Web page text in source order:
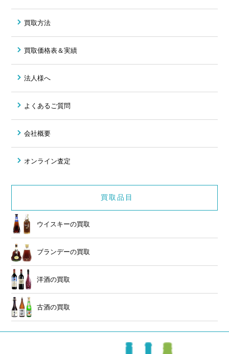
買取方法
買取価格表＆実績
法人様へ
よくあるご質問
会社概要
オンライン査定
買取品目
ウイスキーの買取
ブランデーの買取
洋酒の買取
古酒の買取